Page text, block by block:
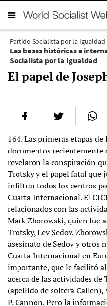
Partido Socialista por la Igualdad
Las bases históricas e
Socialista por la Igualdad
El papel de
164. Las primeras etapas
documentos recientemente
revelaron la conspiración
Trotsky y el papel fatal que
infiltrar todos los centros
Cuarta Internacional. El
relacionados con las
Mark Zborowski, quien fue
Trotsky, Lev Sedov.
asesinato de Sedov y otros
Cuarta Internacional en
importante, que le facilitó
acerca de las actividades
(apellido de soltera Callen),
P. Cannon. Pero la